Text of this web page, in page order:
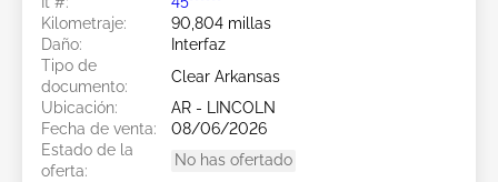
Kilometraje:
90,804 millas
Daño:
Interfaz
Tipo de
documento:
Clear Arkansas
Ubicación:
AR - LINCOLN
Fecha de venta:
08/06/2026
Estado de la
oferta:
No has ofertado